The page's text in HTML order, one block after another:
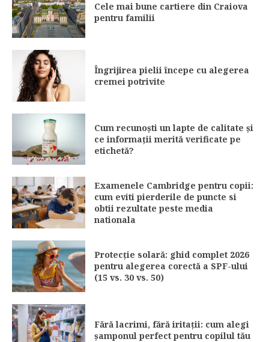
Cele mai bune cartiere din Craiova
pentru familii
Îngrijirea pielii începe cu alegerea
cremei potrivite
Cum recunoști un lapte de calitate și
ce informații merită verificate pe
etichetă?
Examenele Cambridge pentru copii:
cum eviti pierderile de puncte si
obtii rezultate peste media
nationala
Protecție solară: ghid complet 2026
pentru alegerea corectă a SPF-ului
(15 vs. 30 vs. 50)
Fără lacrimi, fără iritații: cum alegi
șamponul perfect pentru copilul tău